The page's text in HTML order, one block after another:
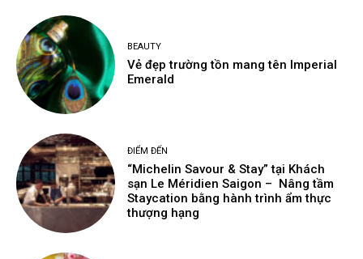
BEAUTY
Vẻ đẹp trường tồn mang tên Imperial
Emerald
ĐIỂM ĐẾN
“Michelin Savour & Stay” tại Khách
sạn Le Méridien Saigon – Nâng tầm
Staycation bằng hành trình ẩm thực
thượng hạng